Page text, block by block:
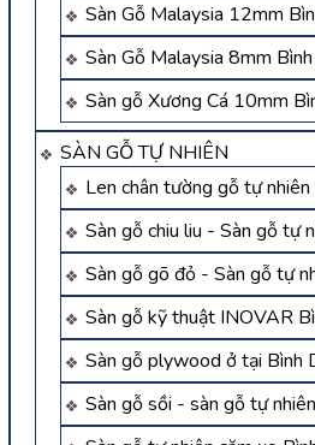
Sàn Gỗ Malaysia 12mm
Sàn Gỗ Malaysia 8mm
Sàn gỗ Xương Cá 10mm
SÀN GỖ TỰ NHIÊN
Len chân tường gỗ tự nhiên
Sàn gỗ chiu liu - Sàn gỗ tự
Sàn gỗ gõ đỏ - Sàn gỗ tự
Sàn gỗ kỹ thuật INOVAR
Sàn gỗ plywood ở tại Bình
Sàn gỗ sồi - sàn gỗ tự nhiên